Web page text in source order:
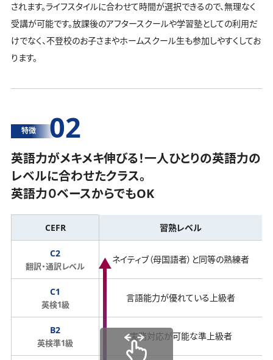
されます。ライフスタイルに合わせて時間が選択できるので、無理なく
受講が可能です。放課後のアフタースクールや学習塾としての利用だ
けでなく、不登校のお子さまやホームスクール生も参加しやすくしてお
ります。
特徴 02
英語力がメキメキ伸びる！一人ひとりの英語力の
レベルに合わせたクラス。
英語力０ベースからでもOK
CEFR 習熟レベル
C2
翻訳・通訳レベル
ネイティブ（母国語者）と同等の熟練者
C1
英検1級
言語能力が優れている上級者
B2
英検準1級
実務対応が可能な準上級者